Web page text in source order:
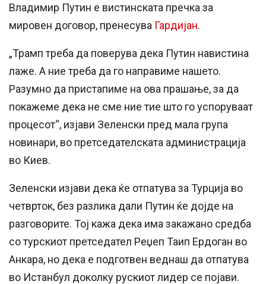
Владимир Путин е вистинската пречка за
мировен договор, пренесува Гардијан.
„Трамп треба да поверува дека Путин навистина
лаже. А ние треба да го направиме нашето.
Разумно да пристапиме на ова прашање, за да
покажеме дека не сме ние тие што го успоруваат
процесот“, изјави Зеленски пред мала група
новинари, во претседателската администрација
во Киев.
Зеленски изјави дека ќе отпатува за Турција во
четврток, без разлика дали Путин ќе дојде на
разговорите. Тој кажа дека има закажано средба
со турскиот претседател Реџеп Таип Ердоган во
Анкара, но дека е подготвен веднаш да отпатува
во Истанбул доколку рускиот лидер се појави.